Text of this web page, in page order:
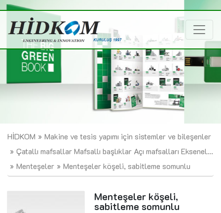
HİDKOM
Makine ve tesis yapımı için sistemler ve bileşenler
Çatallı mafsallar Mafsallı başlıklar Açı mafsalları Eksenel...
Menteşeler
Menteşeler köşeli, sabitleme somunlu
Menteşeler köşeli,
sabitleme somunlu